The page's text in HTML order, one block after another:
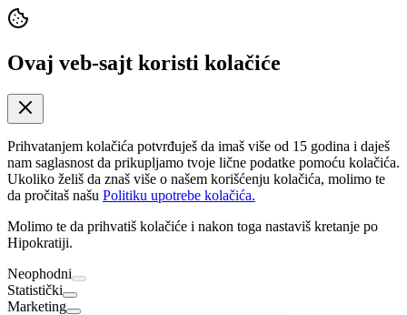
Ovaj veb-sajt koristi kolačiće
Prihvatanjem kolačića potvrđuješ da imaš više od 15 godina i daješ
nam saglasnost da prikupljamo tvoje lične podatke pomoću kolačića.
Ukoliko želiš da znaš više o našem korišćenju kolačića, molimo te
da pročitaš našu Politiku upotrebe kolačića.
Molimo te da prihvatiš kolačiće i nakon toga nastaviš kretanje po
Hipokratiji.
Neophodni
Statistički
Marketing